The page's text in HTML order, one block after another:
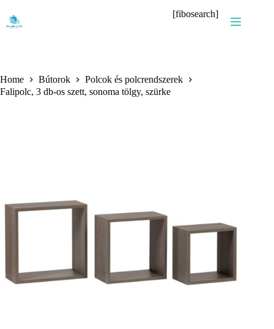
content
[fibosearch]
Home Bútorok
Polcok és polcrendszerek
Falipolc, 3 db-os szett, sonoma tölgy, szürke